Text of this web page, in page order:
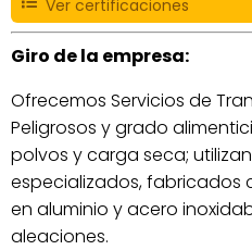
Ver certificaciones
Giro de la empresa:
Ofrecemos Servicios de
Peligrosos y grado
polvos y carga seca;
especializados, fabricados
en aluminio y acero
aleaciones.